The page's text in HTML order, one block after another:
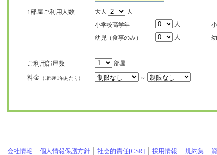
1部屋ご利用人数 大人
人
小学校高学年
人
幼児（食事のみ）
人
ご利用部屋数 部屋
料金 （1部屋1泊あたり） ～
会社情報 個人情報保護方針 社会的責任[CSR] 採用情報 規約集